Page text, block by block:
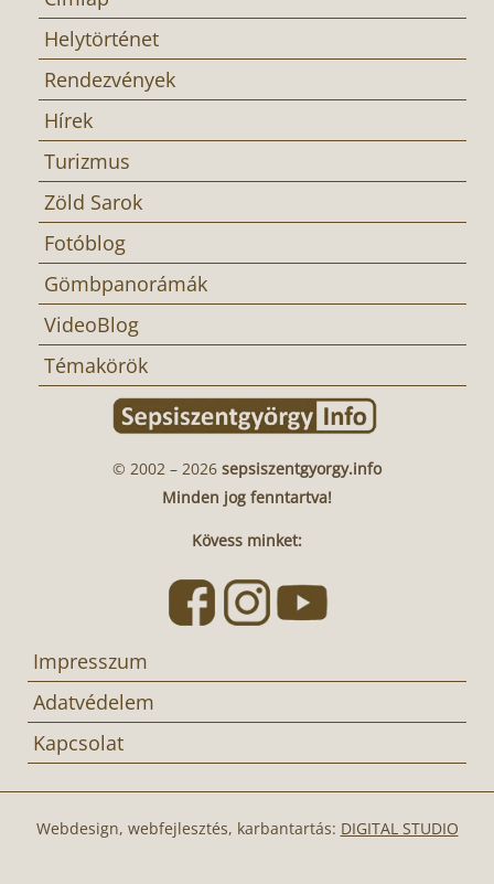
Helytörténet
Rendezvények
Hírek
Turizmus
Zöld Sarok
Fotóblog
Gömbpanorámák
VideoBlog
Témakörök
© 2002 – 2026 sepsiszentgyorgy.info
Minden jog fenntartva!
Kövess minket:
Impresszum
Adatvédelem
Kapcsolat
Webdesign, webfejlesztés, karbantartás: DIGITAL STUDIO